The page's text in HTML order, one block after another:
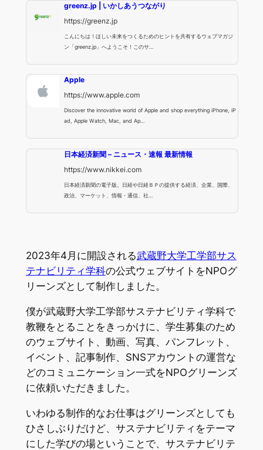
greenz.jp | いかしあうつながり
https://greenz.jp
こんにちは！ほしい未来をつくるためのヒントを共有するウェブマガジ
ン「greenz.jp」へようこそ！このサ…
Apple
https://www.apple.com
Discover the innovative world of Apple and shop everything iPhone, iP
ad, Apple Watch, Mac, and Ap…
日本経済新聞 – ニュース・速報 最新情報
https://www.nikkei.com
日本経済新聞の電子版。日経や日経ＢＰの提供する経済、企業、国際、
政治、マーケット、情報・通信、社…
2023年4月に開設される武蔵野大学工学部サス
テナビリティ学科の公式ウェブサイトをNPOグ
リーンズとして制作しました。
僕が武蔵野大学工学部サステナビリティ学科で
教鞭をとることをきっかけに、学生募集のため
のウェブサイト、動画、写真、パンフレット、
イベント、記事制作、SNSアカウントの運営な
どのコミュニケーション一式をNPOグリーンズ
に依頼いただきました。
いわゆる制作的なお仕事はグリーンズとしても
ひさしぶりだけど、サステナビリティをテーマ
にした学びの場ということで、サステナビリテ